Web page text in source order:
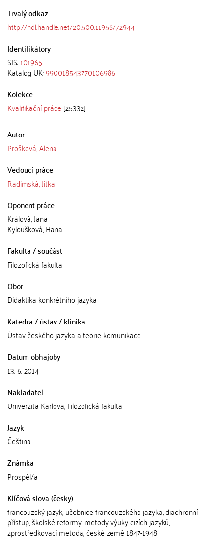
Trvalý odkaz
http://hdl.handle.net/20.500.11956/72944
Identifikátory
SIS:101965
Katalog UK:990018543770106986
Kolekce
Kvalifikační práce [25332]
Autor
Prošková, Alena
Vedoucí práce
Radimská, Jitka
Oponent práce
Králová, Jana
Kyloušková, Hana
Fakulta / součást
Filozofická fakulta
Obor
Didaktika konkrétního jazyka
Katedra / ústav / klinika
Ústav českého jazyka a teorie komunikace
Datum obhajoby
13. 6. 2014
Nakladatel
Univerzita Karlova, Filozofická fakulta
Jazyk
Čeština
Známka
Prospěl/a
Klíčová slova (česky)
francouzský jazyk, učebnice francouzského jazyka, diachronní
přístup, školské reformy, metody výuky cizích jazyků,
zprostředkovací metoda, české země 1847-1948